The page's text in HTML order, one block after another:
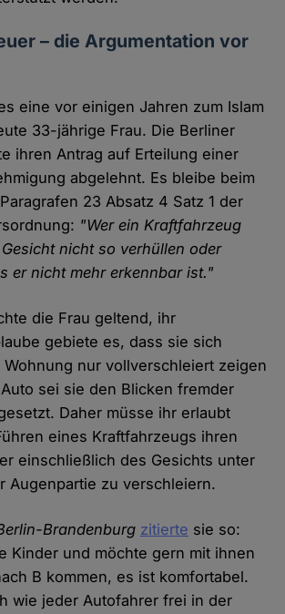
– die Argumentation vor
eine vor einigen Jahren zum Islam
33-jährige Frau. Die Berliner
ihren Antrag auf Erteilung einer
abgelehnt. Es bleibe beim
23 Absatz 4 Satz 1 der
"Wer ein Kraftfahrzeug
nicht so verhüllen oder
er nicht mehr erkennbar ist."
die Frau geltend, ihr
gebiete es, dass sie sich
nur vollverschleiert zeigen
sei sie den Blicken fremder
Daher müsse ihr erlaubt
eines Kraftfahrzeugs ihren
einschließlich des Gesichts unter
Augenpartie zu verschleiern.
Brandenburg zitierte sie so:
Kinder und möchte gern mit ihnen
B kommen, es ist komfortabel.
wie jeder Autofahrer frei in der